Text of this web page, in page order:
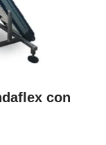
con